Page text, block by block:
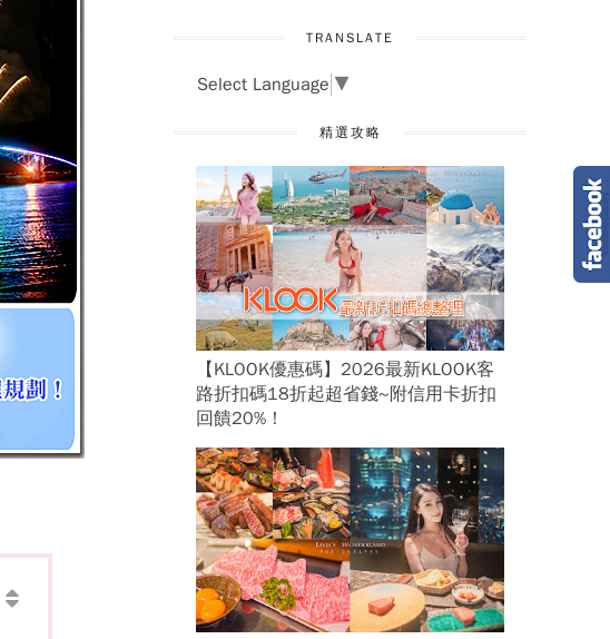
TRANSLATE
Select Language ▼
精選攻略
【KLOOK優惠碼】2026最新KLOOK客
路折扣碼18折起超省錢~附信用卡折扣
回饋20%！